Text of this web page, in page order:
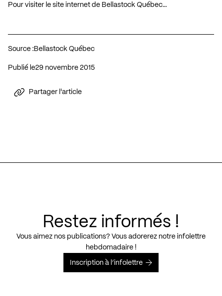
Pour visiter le site internet de Bellastock Québec…
Source :Bellastock Québec
Publié le 29 novembre 2015
Partager l'article
Restez informés !
Vous aimez nos publications? Vous adorerez notre infolettre
hebdomadaire !
Inscription à l’infolettre